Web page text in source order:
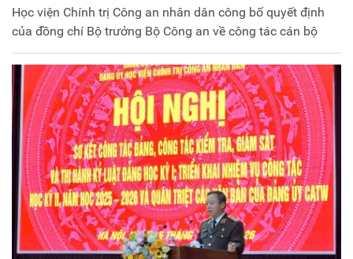
Học viện Chính trị Công an nhân dân công bố quyết định
của đồng chí Bộ trưởng Bộ Công an về công tác cán bộ